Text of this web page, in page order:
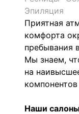
Эпиляция
Приятная
комфорта
пребывания
Мы знаем,
на
Наши